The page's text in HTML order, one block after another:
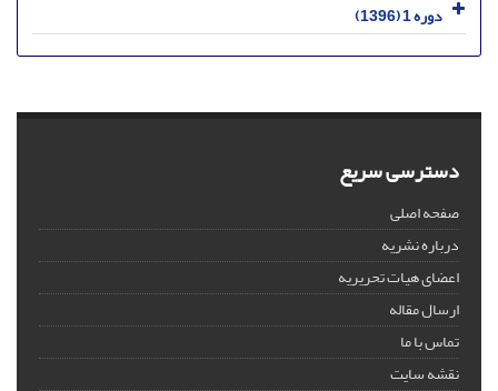
دوره 1 (1396)
دسترسی سریع
صفحه اصلی
درباره نشریه
اعضای هیات تحریریه
ارسال مقاله
تماس با ما
نقشه سایت